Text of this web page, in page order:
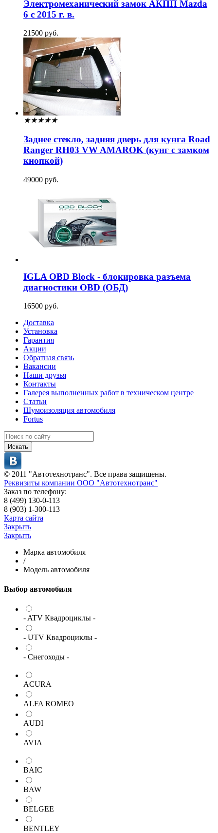
Электромеханический замок АКПП Mazda
6 с 2015 г. в.
21500 руб.
★★★★★
Заднее стекло, задняя дверь для кунга Road
Ranger RH03 VW AMAROK (кунг с замком
кнопкой)
49000 руб.
IGLA OBD Block - блокировка разъема
диагностики OBD (ОБД)
16500 руб.
Доставка
Установка
Гарантия
Акции
Обратная связь
Вакансии
Наши друзья
Контакты
Галерея выполненных работ в техническом центре
Статьи
Шумоизоляция автомобиля
Fortus
Искать
© 2011 "Автотехнотранс". Все права защищены.
Реквизиты компании ООО "Автотехнотранс"
Заказ по телефону:
8 (499) 130-0-113
8 (903) 1-300-113
Карта сайта
Закрыть
Закрыть
Марка автомобиля
/
Модель автомобиля
Выбор автомобиля
- ATV Квадроциклы -
- UTV Квадроциклы -
- Снегоходы -
ACURA
ALFA ROMEO
AUDI
AVIA
BAIC
BAW
BELGEE
BENTLEY